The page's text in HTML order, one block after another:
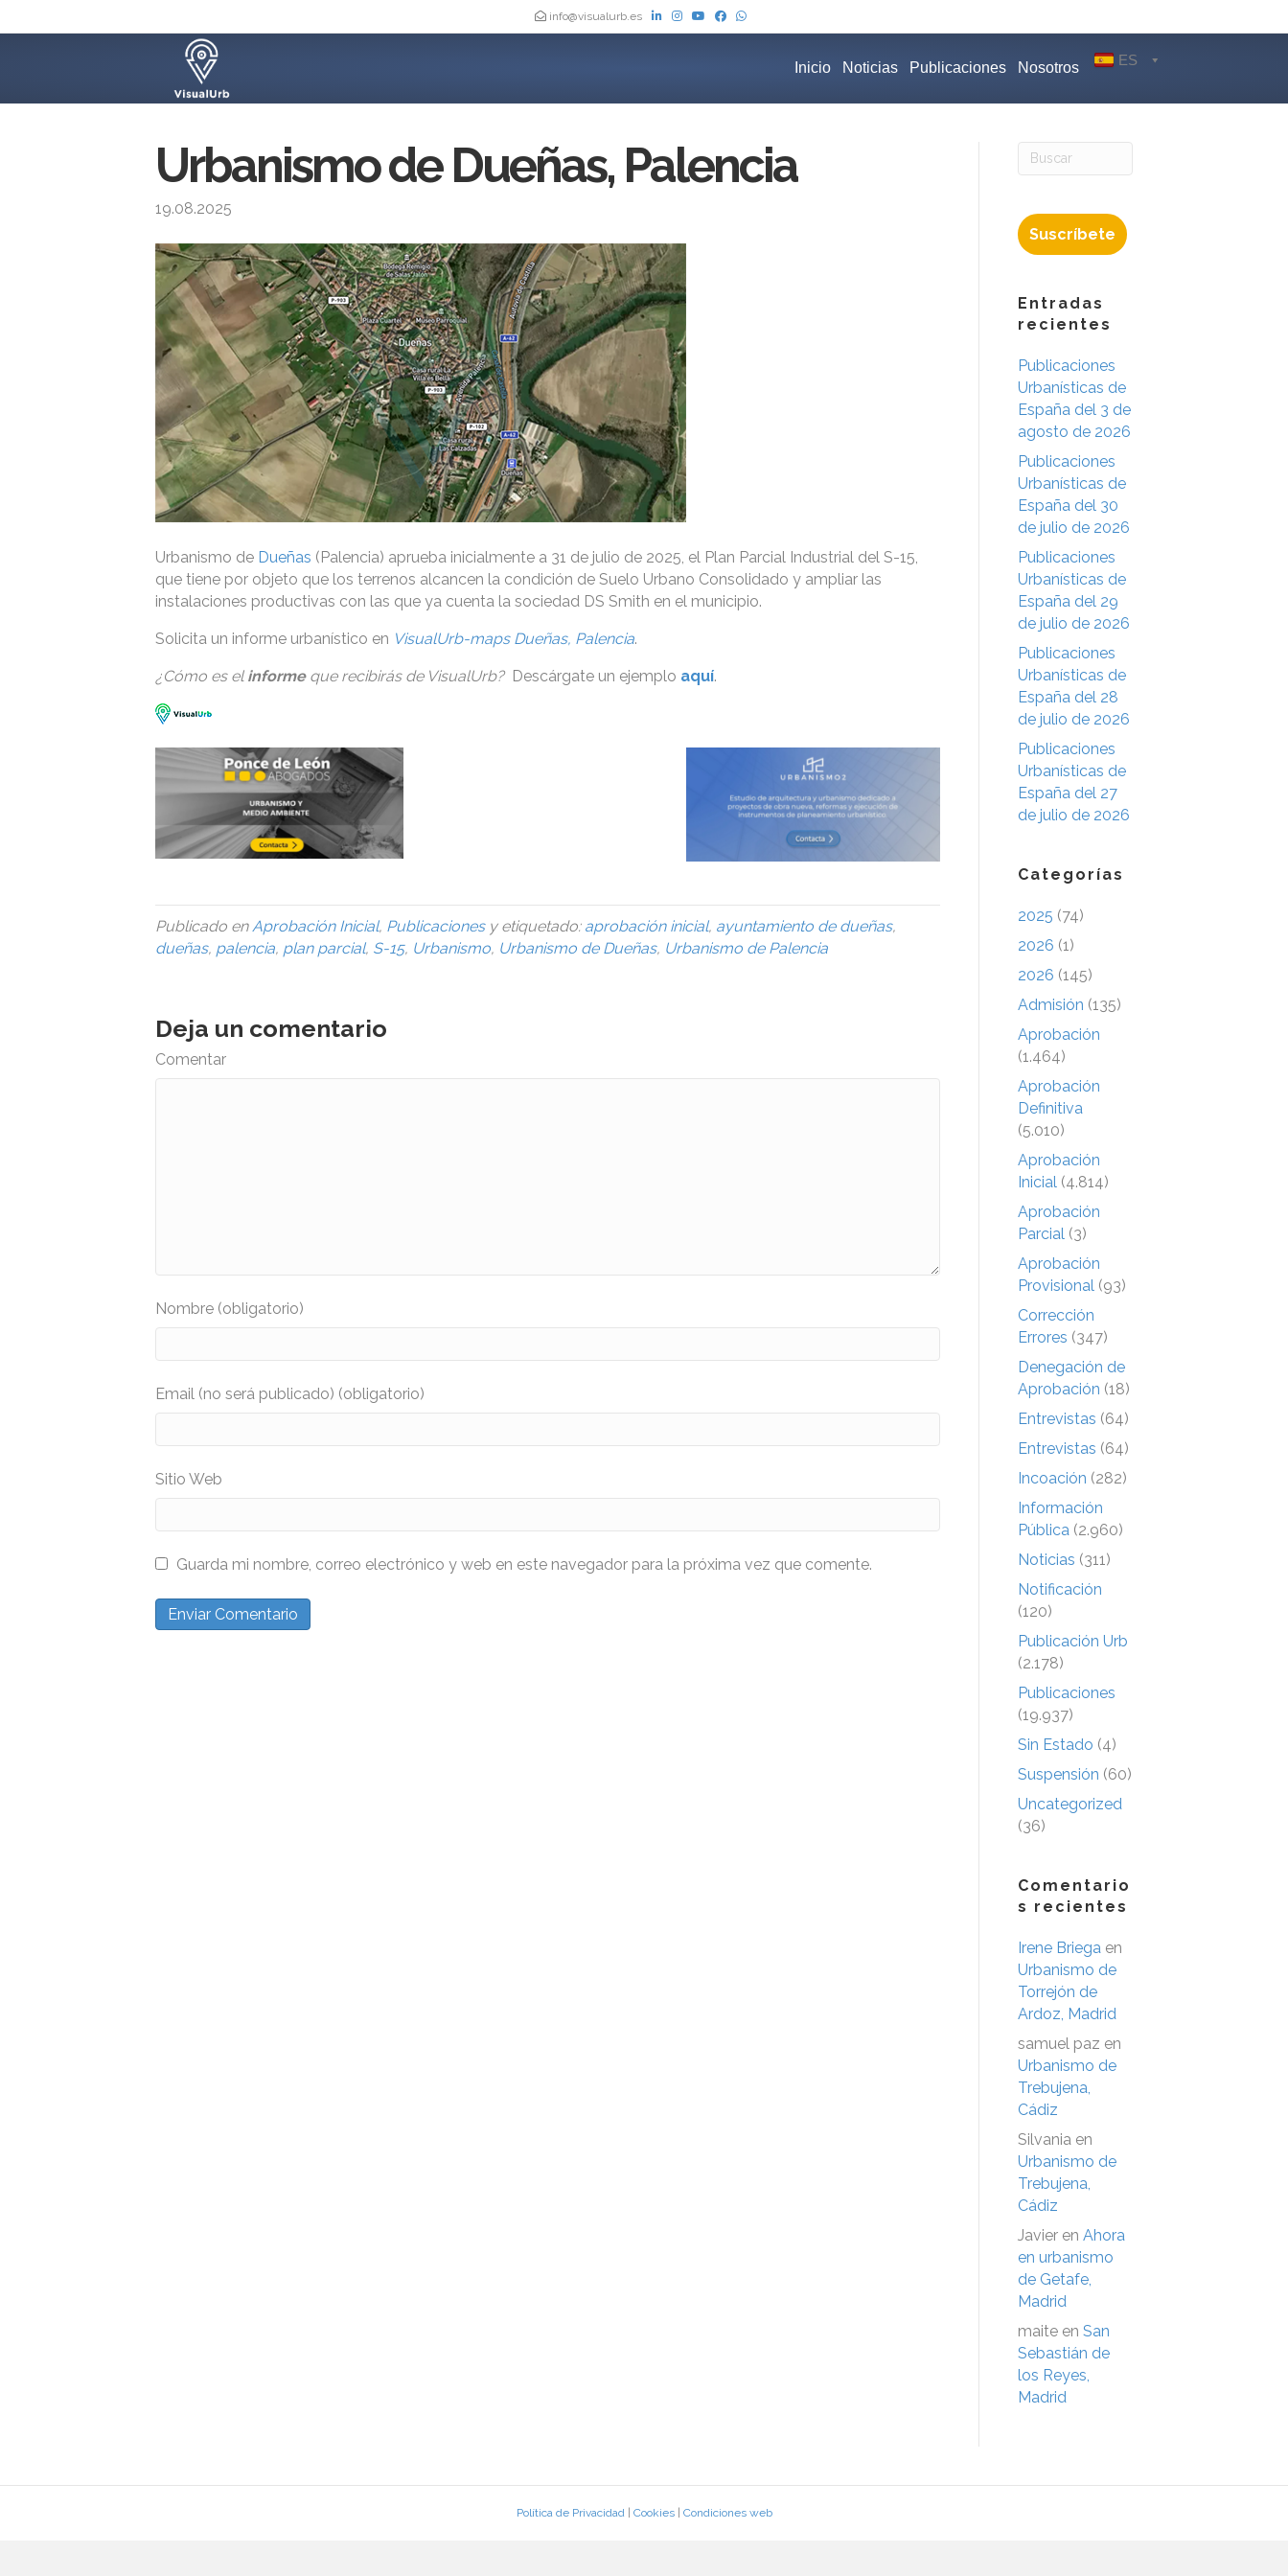
info@visualurb.es
Inicio Noticias Publicaciones Nosotros ES
Urbanismo de Dueñas, Palencia
19.08.2025
Urbanismo de Dueñas (Palencia) aprueba inicialmente a 31 de julio de 2025, el Plan Parcial Industrial del S-15,
que tiene por objeto que los terrenos alcancen la condición de Suelo Urbano Consolidado y ampliar las
instalaciones productivas con las que ya cuenta la sociedad DS Smith en el municipio.
Solicita un informe urbanístico en VisualUrb-maps Dueñas, Palencia.
¿Cómo es el informe que recibirás de VisualUrb?Descárgate un ejemplo aquí.
Publicado enAprobación Inicial, Publicacionesy etiquetado: aprobación inicial, ayuntamiento de dueñas,
dueñas, palencia, plan parcial, S-15, Urbanismo, Urbanismo de Dueñas, Urbanismo de Palencia
Deja un comentario
Comentar
Nombre (obligatorio)
Email (no será publicado) (obligatorio)
Sitio Web
Guarda mi nombre, correo electrónico y web en este navegador para la próxima vez que comente.
Suscríbete
Entradas
recientes
Publicaciones
Urbanísticas de
España del 3 de
agosto de 2026
Publicaciones
Urbanísticas de
España del 30
de julio de 2026
Publicaciones
Urbanísticas de
España del 29
de julio de 2026
Publicaciones
Urbanísticas de
España del 28
de julio de 2026
Publicaciones
Urbanísticas de
España del 27
de julio de 2026
Categorías
2025 (74)
2026 (1)
2026 (145)
Admisión (135)
Aprobación
(1.464)
Aprobación
Definitiva
(5.010)
Aprobación
Inicial (4.814)
Aprobación
Parcial (3)
Aprobación
Provisional (93)
Corrección
Errores (347)
Denegación de
Aprobación (18)
Entrevistas (64)
Entrevistas (64)
Incoación (282)
Información
Pública (2.960)
Noticias (311)
Notificación
(120)
Publicación Urb
(2.178)
Publicaciones
(19.937)
Sin Estado (4)
Suspensión (60)
Uncategorized
(36)
Comentario
s recientes
Irene Briega en
Urbanismo de
Torrejón de
Ardoz, Madrid
samuel paz en
Urbanismo de
Trebujena,
Cádiz
Silvania en
Urbanismo de
Trebujena,
Cádiz
Javier en Ahora
en urbanismo
de Getafe,
Madrid
maite en San
Sebastián de
los Reyes,
Madrid
Política de Privacidad| Cookies| Condiciones web